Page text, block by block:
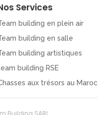
Services
building en plein air
building en salle
building artistiques
building RSE
aux trésors au Maroc
Building SARL